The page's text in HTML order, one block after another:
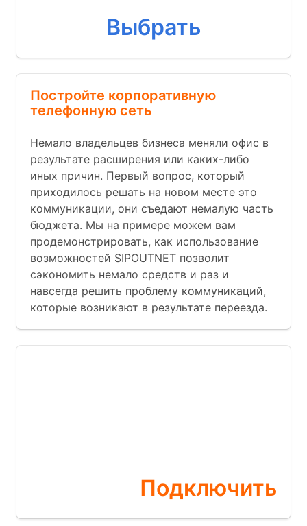
Выбрать
Постройте корпоративную
телефонную сеть
Немало владельцев бизнеса меняли офис в
результате расширения или каких-либо
иных причин. Первый вопрос, который
приходилось решать на новом месте это
коммуникации, они съедают немалую часть
бюджета. Мы на примере можем вам
продемонстрировать, как использование
возможностей SIPOUTNET позволит
сэкономить немало средств и раз и
навсегда решить проблему коммуникаций,
которые возникают в результате переезда.
Подключить